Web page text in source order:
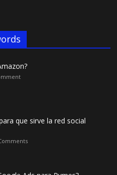
que sirve la red social